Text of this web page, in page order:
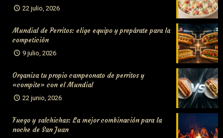
22 julio, 2026
Mundial de Perritos: elige equipo y prepárate para la
competición
9 julio, 2026
Organiza tu propio campeonato de perritos y
«compite» con el Mundial
22 junio, 2026
Fuego y salchichas: La mejor combinación para la
noche de San Juan